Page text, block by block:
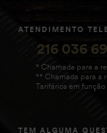
ATENDIMENTO
216 036
* Chamada para a
** Chamada para a
Tarifários em
TEM ALGUMA